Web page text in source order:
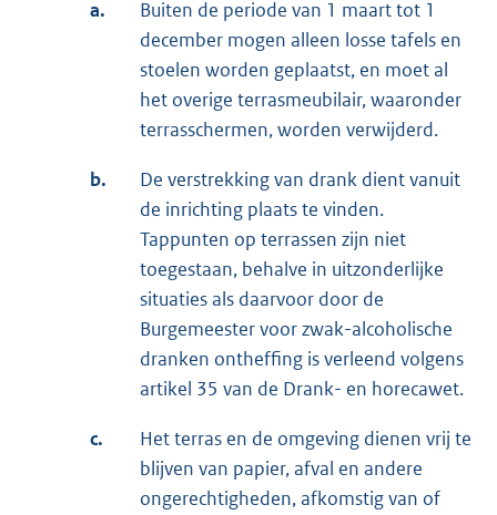
a.
Buiten de periode van 1 maart tot 1
december mogen alleen losse tafels en
stoelen worden geplaatst, en moet al
het overige terrasmeubilair, waaronder
terrasschermen, worden verwijderd.
b.
De verstrekking van drank dient vanuit
de inrichting plaats te vinden.
Tappunten op terrassen zijn niet
toegestaan, behalve in uitzonderlijke
situaties als daarvoor door de
Burgemeester voor zwak-alcoholische
dranken ontheffing is verleend volgens
artikel 35 van de Drank- en horecawet.
c.
Het terras en de omgeving dienen vrij te
blijven van papier, afval en andere
ongerechtigheden, afkomstig van of